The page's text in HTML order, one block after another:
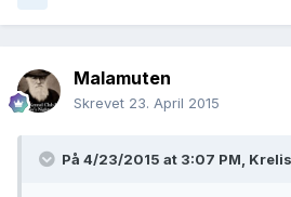
Malamuten
Skrevet 23. April 2015
På 4/23/2015 at 3:07 PM,